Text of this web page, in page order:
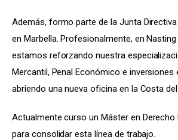
Además, formo parte de la Junta Directiva
en Marbella. Profesionalmente, en
estamos reforzando nuestra
Mercantil, Penal Económico e inversiones
abriendo una nueva oficina en la Costa
Actualmente curso un Máster en Derecho
para consolidar esta línea de trabajo.